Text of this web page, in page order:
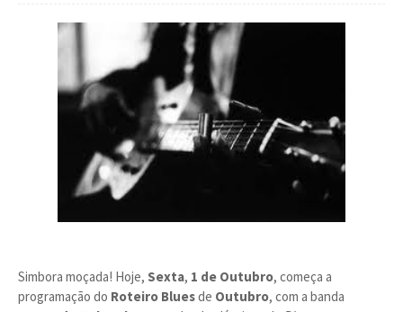
Simbora moçada! Hoje, Sexta, 1 de Outubro, começa a
programação do Roteiro Bluesde Outubro, com a banda